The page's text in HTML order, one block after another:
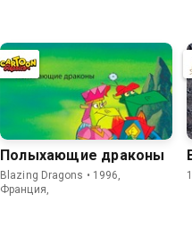
Полыхающие драконы
Blazing Dragons • 1996,
Франция,